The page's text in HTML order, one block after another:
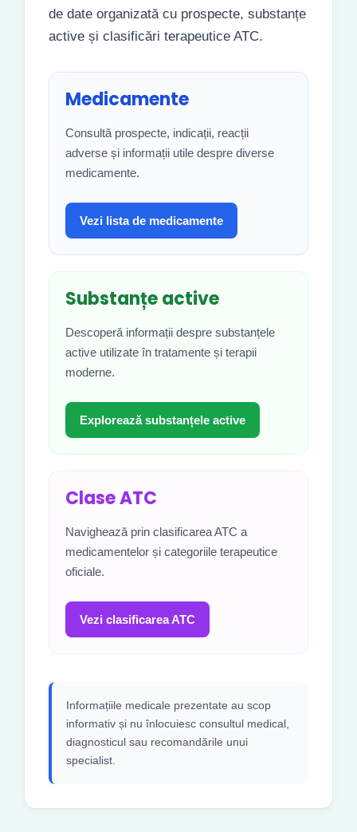
de date organizată cu prospecte, substanțe
active și clasificări terapeutice ATC.
Medicamente
Consultă prospecte, indicații, reacții
adverse și informații utile despre diverse
medicamente.
Vezi lista de medicamente
Substanțe active
Descoperă informații despre substanțele
active utilizate în tratamente și terapii
moderne.
Explorează substanțele active
Clase ATC
Navighează prin clasificarea ATC a
medicamentelor și categoriile terapeutice
oficiale.
Vezi clasificarea ATC
Informațiile medicale prezentate au scop
informativ și nu înlocuiesc consultul medical,
diagnosticul sau recomandările unui
specialist.